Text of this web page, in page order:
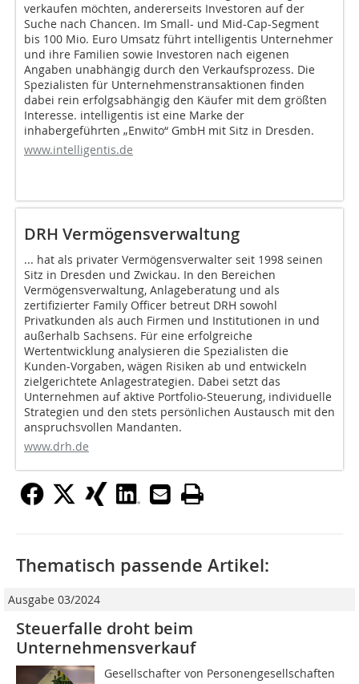
verkaufen möchten, andererseits Investoren auf der
Suche nach Chancen. Im Small- und Mid-Cap-Segment
bis 100 Mio. Euro Umsatz führt intelligentis Unternehmer
und ihre Familien sowie Investoren nach eigenen
Angaben unabhängig durch den Verkaufsprozess. Die
Spezialisten für Unternehmenstransaktionen finden
dabei rein erfolgsabhängig den Käufer mit dem größten
Interesse. intelligentis ist eine Marke der
inhabergeführten „Enwito“ GmbH mit Sitz in Dresden.
www.intelligentis.de
DRH Vermögensverwaltung
... hat als privater Vermögensverwalter seit 1998 seinen
Sitz in Dresden und Zwickau. In den Bereichen
Vermögensverwaltung, Anlageberatung und als
zertifizierter Family Officer betreut DRH sowohl
Privatkunden als auch Firmen und Institutionen in und
außerhalb Sachsens. Für eine erfolgreiche
Wertentwicklung analysieren die Spezialisten die
Kunden-Vorgaben, wägen Risiken ab und entwickeln
zielgerichtete Anlagestrategien. Dabei setzt das
Unternehmen auf aktive Portfolio-Steuerung, individuelle
Strategien und den stets persönlichen Austausch mit den
anspruchsvollen Mandanten.
www.drh.de
Thematisch passende Artikel:
Ausgabe 03/2024
Steuerfalle droht beim
Unternehmensverkauf
Gesellschafter von Personengesellschaften